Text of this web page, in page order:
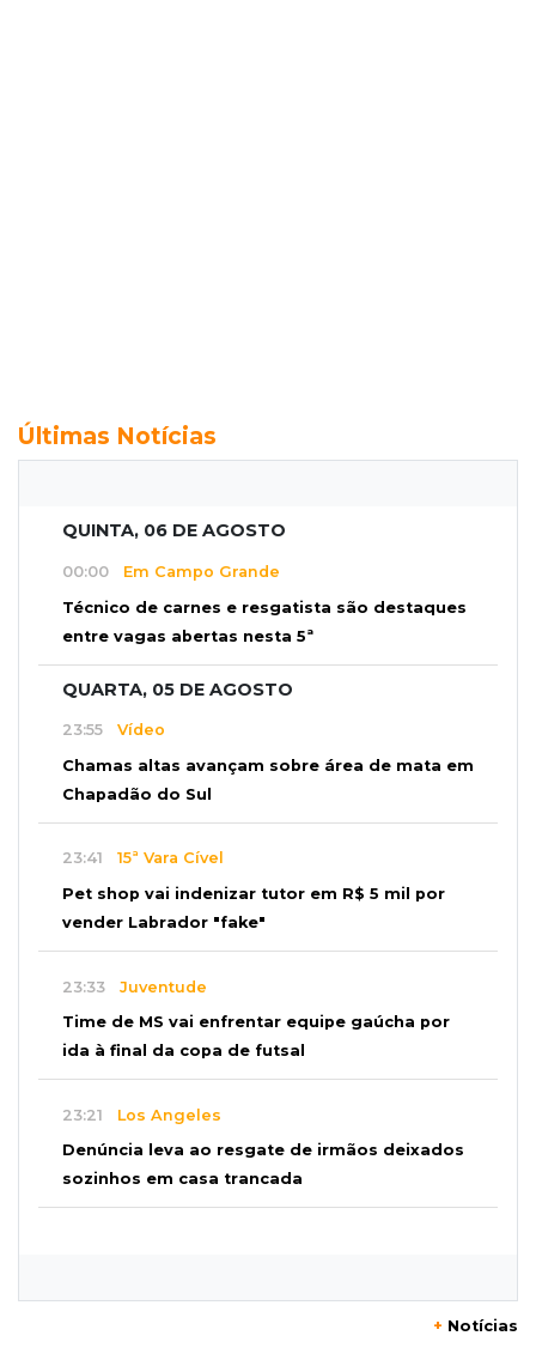
Últimas Notícias
QUINTA, 06 DE AGOSTO
00:00 Em Campo Grande
Técnico de carnes e resgatista são destaques
entre vagas abertas nesta 5ª
QUARTA, 05 DE AGOSTO
23:55 Vídeo
Chamas altas avançam sobre área de mata em
Chapadão do Sul
23:41 15ª Vara Cível
Pet shop vai indenizar tutor em R$ 5 mil por
vender Labrador "fake"
23:33 Juventude
Time de MS vai enfrentar equipe gaúcha por
ida à final da copa de futsal
23:21 Los Angeles
Denúncia leva ao resgate de irmãos deixados
sozinhos em casa trancada
formação de ciclone bomba
+ Notícias